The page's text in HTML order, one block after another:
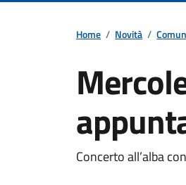
Home / Novità /
Dettagli
Concerto all’alba